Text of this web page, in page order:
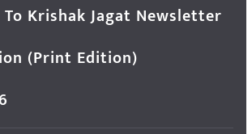
Krishak Jagat Newsletter
(Print Edition)